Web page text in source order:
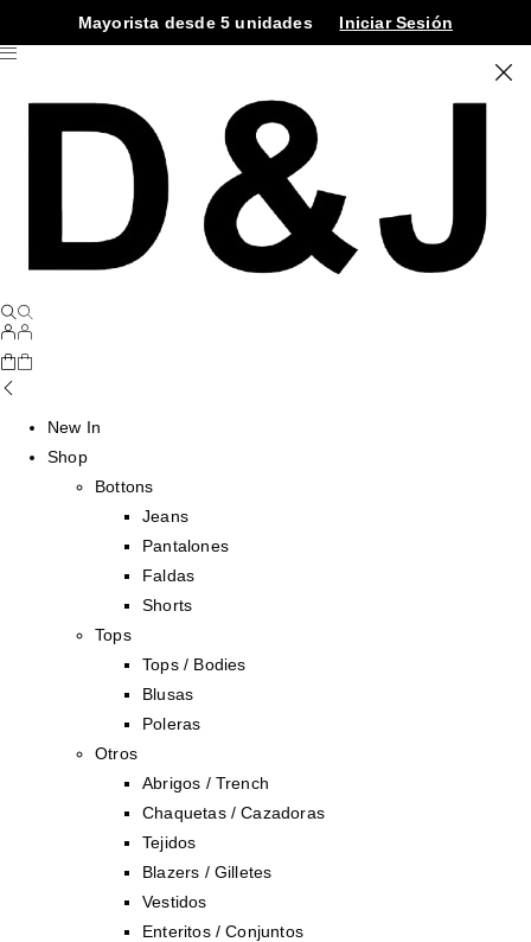
Mayorista desde 5 unidades Iniciar Sesión
New In
Shop
Bottons
Jeans
Pantalones
Faldas
Shorts
Tops
Tops / Bodies
Blusas
Poleras
Otros
Abrigos / Trench
Chaquetas / Cazadoras
Tejidos
Blazers / Gilletes
Vestidos
Enteritos / Conjuntos